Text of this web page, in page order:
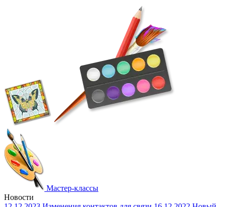
Мастер-классы
Новости